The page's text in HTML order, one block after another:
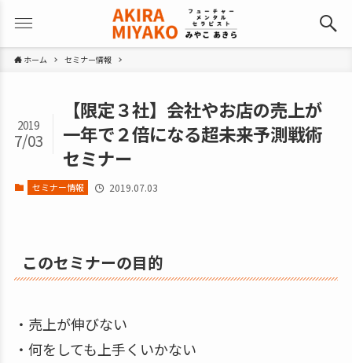
ホーム セミナー情報
【限定３社】会社やお店の売上が
一年で２倍になる超未来予測戦術
セミナー
2019
7/03
セミナー情報 2019.07.03
このセミナーの目的
・売上が伸びない
・何をしても上手くいかない